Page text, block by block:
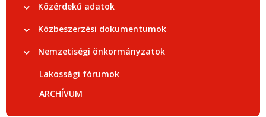
Közérdekű adatok
Közbeszerzési dokumentumok
Nemzetiségi önkormányzatok
Lakossági fórumok
ARCHÍVUM